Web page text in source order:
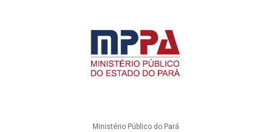
Ministério Público do Pará